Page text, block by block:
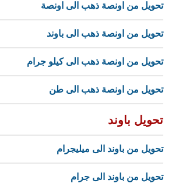
تحويل من اونصة ذهب الى اونصة
تحويل من اونصة ذهب الى باوند
تحويل من اونصة ذهب الى كيلو جرام
تحويل من اونصة ذهب الى طن
تحويل باوند
تحويل من باوند الى ميليجرام
تحويل من باوند الى جرام